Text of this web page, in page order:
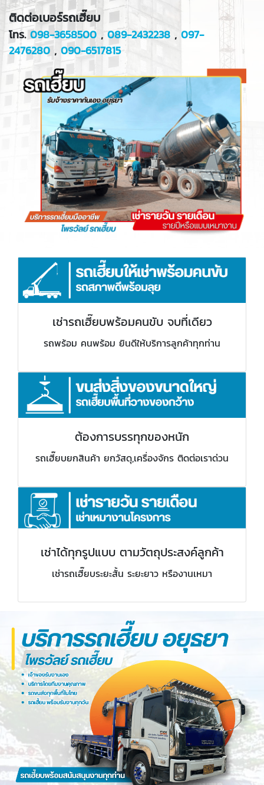
ติดต่อเบอร์รถเฮี๊ยบ
โทร.098-3658500 ,089-2432238 , 097-
2476280 , 090-6517815
เช่ารถเฮี๊ยบพร้อมคนขับ จบที่เดียว
รถพร้อม คนพร้อม ยินดีให้บริการลูกค้าทุกท่าน
ต้องการบรรทุกของหนัก
รถเฮี๊ยบยกสินค้า ยกวัสดุ,เครื่องจักร ติดต่อเราด่วน
เช่าได้ทุกรูปแบบ ตามวัตถุประสงค์ลูกค้า
เช่ารถเฮี๊ยบระยะสั้น ระยะยาว หรืองานเหมา